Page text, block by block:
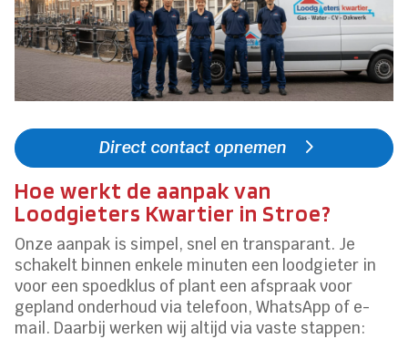
Direct contact opnemen
Hoe werkt de aanpak van
Loodgieters Kwartier in Stroe?
Onze aanpak is simpel, snel en transparant. Je
schakelt binnen enkele minuten een loodgieter in
voor een spoedklus of plant een afspraak voor
gepland onderhoud via telefoon, WhatsApp of e-
mail. Daarbij werken wij altijd via vaste stappen: